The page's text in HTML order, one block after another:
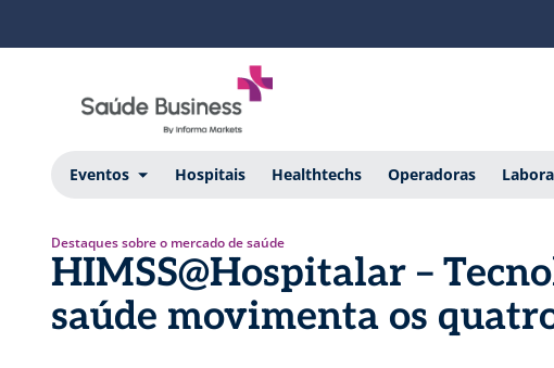
Eventos Hospitais Healthtechs Operadoras
Destaques sobre o mercado de saúde
HIMSS@Hospitalar –
saúde movimenta os